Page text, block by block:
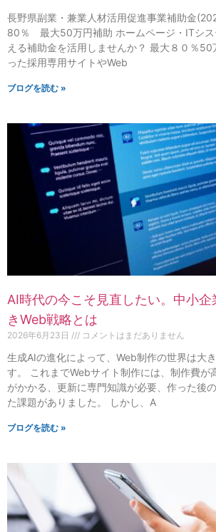
長野県副業・兼業人材活用促進事業補助金
80％ 最大50万円補助 ホームページ・ITシス
える補助金を活用しませんか？ 最大８０％
った採用専用サイトやWeb
ブログを読む »
AI時代の今こそ見直したい。中小
きWeb戦略とは
2026年6月23日 コメントはまだありません
生成AIの進化によって、Web制作の世界は大
す。 これまでWebサイト制作には、制作費が
がかかる、更新に専門知識が必要、作った後
た課題がありました。 しかし、A
ブログを読む »